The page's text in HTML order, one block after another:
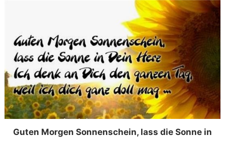
Guten Morgen Sonnenschein, lass die Sonne in